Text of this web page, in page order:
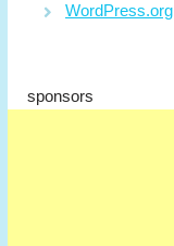
WordPress.org
sponsors